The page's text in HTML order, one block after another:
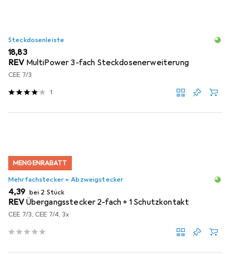
Steckdosenleiste
EUR
18,83
REV MultiPower 3-fach Steckdosenerweiterung
CEE 7/3
1
MENGENRABATT
Mehrfachstecker + Abzweigstecker
EUR
4,39 bei 2 Stück
REVÜbergangsstecker 2-fach + 1 Schutzkontakt
CEE 7/3, CEE 7/4, 3x